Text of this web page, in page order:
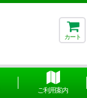
カート
ご利用案内